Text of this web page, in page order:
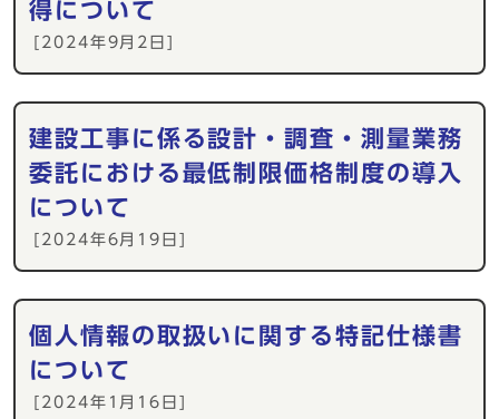
得について
[2024年9月2日]
建設工事に係る設計・調査・測量業務
委託における最低制限価格制度の導入
について
[2024年6月19日]
個人情報の取扱いに関する特記仕様書
について
[2024年1月16日]